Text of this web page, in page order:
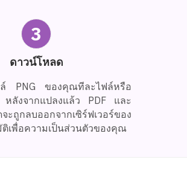
3
ดาวน์โหลด
ล์ PNG ของคุณทีละไฟล์หรือ
ลังจากแปลงแล้ว PDF และ
ถูกลบออกจากเซิร์ฟเวอร์ของ
ติเพื่อความเป็นส่วนตัวของคุณ